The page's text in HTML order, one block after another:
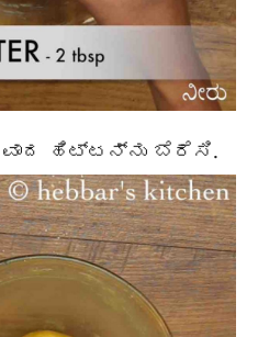
ಹಿಟ್ಟನ್ನು ಬೆರೆಸಿ.